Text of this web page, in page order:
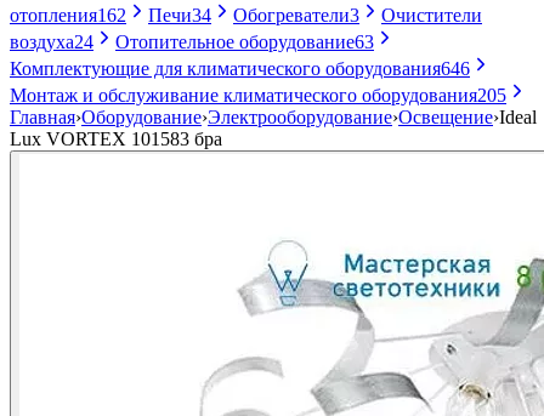
отопления162 Печи34 Обогреватели3
Очистители
воздуха24 Отопительное оборудование63
Комплектующие для климатического оборудования646
Монтаж и обслуживание климатического оборудования205
Главная›Оборудование›Электрооборудование›Освещение›Ideal
Lux VORTEX 101583 бра